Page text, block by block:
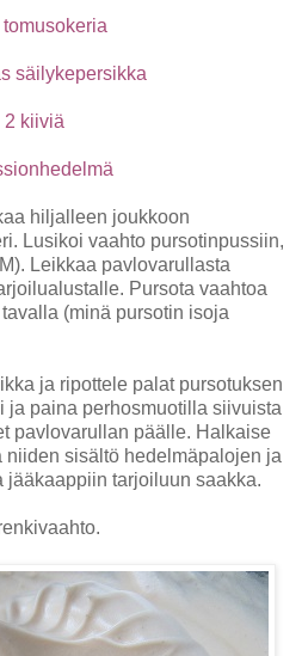
tomusokeria
säilykepersikka
2 kiiviä
hiljalleen joukkoon
Lusikoi vaahto pursotinpussiin,
Leikkaa pavlovarullasta
Pursota vaahtoa
(minä pursotin isoja
ja ripottele palat pursotuksen
ja paina perhosmuotilla siivuista
pavlovarullan päälle. Halkaise
niiden sisältö hedelmäpalojen ja
tarjoiluun saakka.